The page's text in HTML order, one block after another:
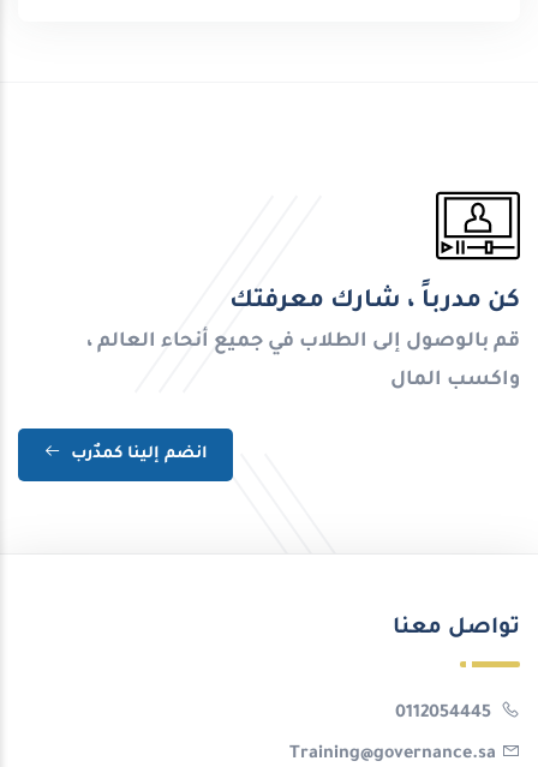
كن مدرباً ، شارك معرفتك
قم بالوصول إلى الطلاب في جميع أنحاء العالم ،
واكسب المال
انضم إلينا كمدٌرب
تواصل معنا
Training@governance.sa